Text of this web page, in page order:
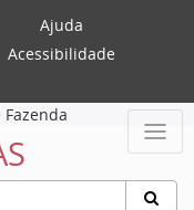
Ajuda
Acessibilidade